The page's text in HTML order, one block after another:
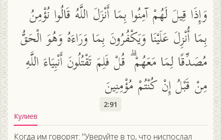
وَإِذَا قِيلَ لَهُمْ آمِنُوا بِمَا أَنْزَلَ اللَّهُ قَالُوا نُؤْمِنُ
بِمَا أُنْزِلَ عَلَيْنَا وَيَكْفُرُونَ بِمَا وَرَاءَهُ وَهُوَ الْحَقُّ
مُصَدِّقًا لِمَا مَعَهُمْ ۗ قُلْ فَلِمَ تَقْتُلُونَ أَنْبِيَاءَ اللَّهِ
مِنْ قَبْلُ إِنْ كُنْتُمْ مُؤْمِنِينَ
2:91
Кулиев
Когда им говорят: "Уверуйте в то, что ниспослал